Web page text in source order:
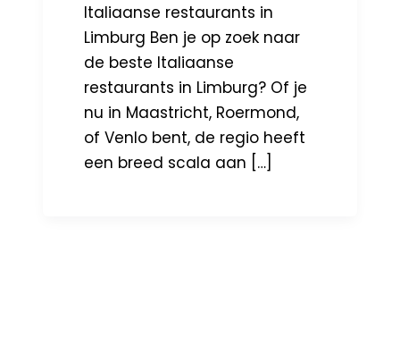
Italiaanse restaurants in
Limburg Ben je op zoek naar
de beste Italiaanse
restaurants in Limburg? Of je
nu in Maastricht, Roermond,
of Venlo bent, de regio heeft
een breed scala aan […]